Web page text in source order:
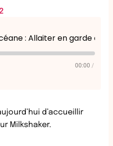
00:00 /
d’accueillir
Milkshaker.